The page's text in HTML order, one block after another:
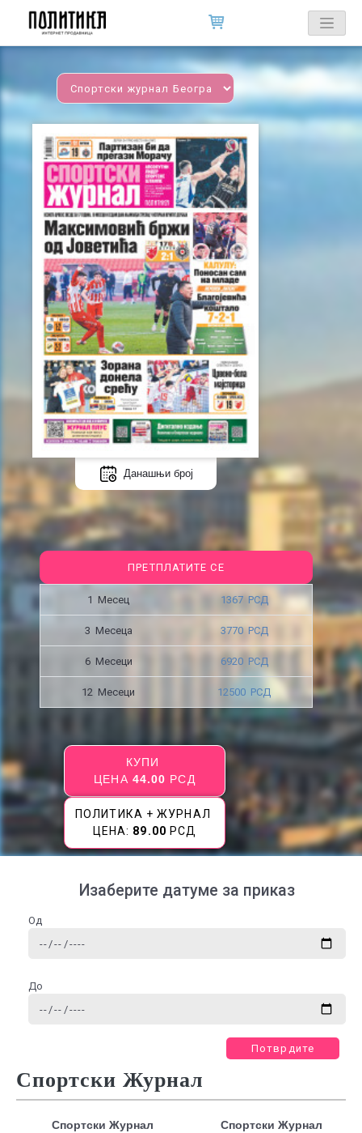
Данашњи број
ПРЕТПЛАТИТЕ СЕ
1 Месец 1367 РСД
3 Месецa 3770 РСД
6 Месеци 6920 РСД
12 Месеци 12500 РСД
КУПИ
ЦЕНА 44.00 РСД
ПОЛИТИКА + ЖУРНАЛ
ЦЕНА: 89.00 РСД
Изаберите датуме за приказ
Од
До
Потврдите
Спортски Журнал
Спортски Журнал
Спортски Журнал